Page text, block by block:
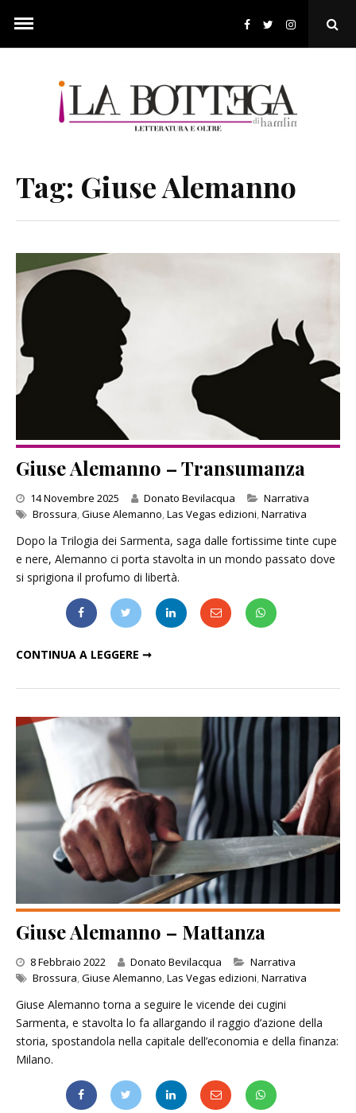
content
Tag: Giuse Alemanno
Giuse Alemanno – Transumanza
14 Novembre 2025 Donato Bevilacqua Categories
Narrativa
Brossura,Giuse Alemanno,Las Vegas edizioni,Narrativa
Dopo la Trilogia dei Sarmenta, saga dalle fortissime tinte cupe
e nere, Alemanno ci porta stavolta in un mondo passato dove
si sprigiona il profumo di libertà.
CONTINUA A LEGGERE ➞
Giuse Alemanno – Mattanza
8 Febbraio 2022 Donato Bevilacqua Categories
Narrativa
Brossura Giuse Alemanno Las Vegas edizioni Narrativa
Giuse Alemanno torna a seguire le vicende dei cugini
Sarmenta, e stavolta lo fa allargando il raggio d’azione della
storia, spostandola nella capitale dell’economia e della finanza:
Milano.